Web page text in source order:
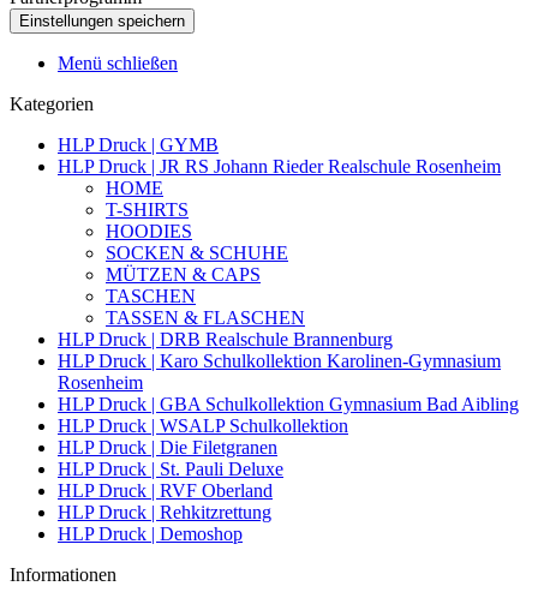
Menü schließen
Kategorien
HLP Druck | GYMB
HLP Druck | JR RS Johann Rieder Realschule Rosenheim
HOME
T-SHIRTS
HOODIES
SOCKEN & SCHUHE
MÜTZEN & CAPS
TASCHEN
TASSEN & FLASCHEN
HLP Druck | DRB Realschule Brannenburg
HLP Druck | Karo Schulkollektion Karolinen-Gymnasium
Rosenheim
HLP Druck | GBA Schulkollektion Gymnasium Bad Aibling
HLP Druck | WSALP Schulkollektion
HLP Druck | Die Filetgranen
HLP Druck | St. Pauli Deluxe
HLP Druck | RVF Oberland
HLP Druck | Rehkitzrettung
HLP Druck | Demoshop
Informationen